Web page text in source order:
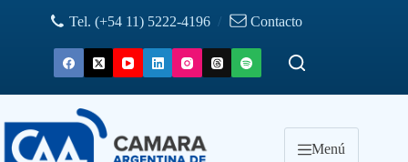
Tel. (+54 11) 5222-4196 / Contacto
Menú